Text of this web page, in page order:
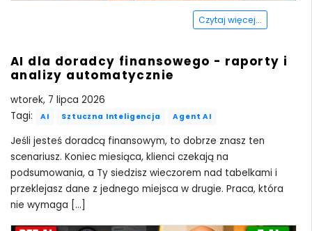
Czytaj więcej...
AI dla doradcy finansowego - raporty i
analizy automatycznie
wtorek, 7 lipca 2026
Tagi:
AI Sztuczna Inteligencja Agent AI
Jeśli jesteś doradcą finansowym, to dobrze znasz ten
scenariusz. Koniec miesiąca, klienci czekają na
podsumowania, a Ty siedzisz wieczorem nad tabelkami i
przeklejasz dane z jednego miejsca w drugie. Praca, która
nie wymaga [...]